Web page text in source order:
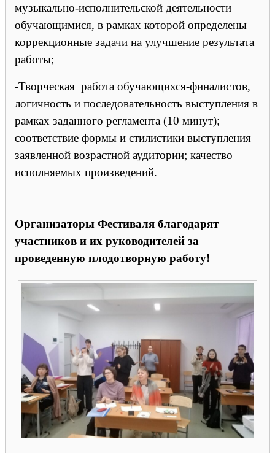
музыкально-исполнительской деятельности
обучающимися, в рамках которой определены
коррекционные задачи на улучшение результата
работы;
-Творческая работа обучающихся-финалистов,
логичность и последовательность выступления в
рамках заданного регламента (10 минут);
соответствие формы и стилистики выступления
заявленной возрастной аудитории; качество
исполняемых произведений.
Организаторы Фестиваля благодарят
участников и их руководителей за
проведенную плодотворную работу!